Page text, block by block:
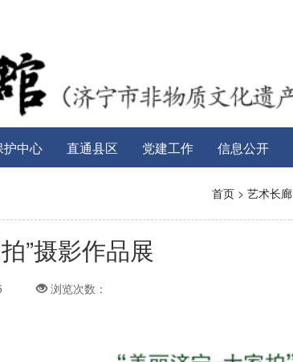
护中心 直通县区 党建工作 信息公开
首页 > 艺术长廊
”摄影作品展
15 浏览次数：